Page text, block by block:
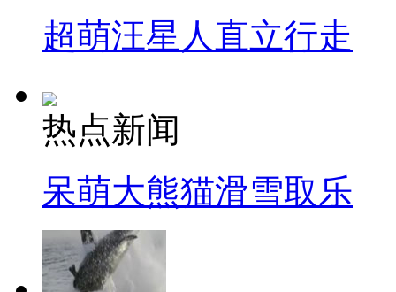
超萌汪星人直立行走
热点新闻
呆萌大熊猫滑雪取乐